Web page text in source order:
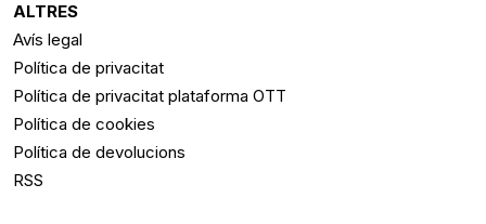
ALTRES
Avís legal
Política de privacitat
Política de privacitat plataforma OTT
Política de cookies
Política de devolucions
RSS